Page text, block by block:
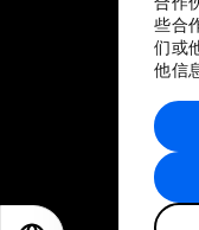
些合
们或
他信